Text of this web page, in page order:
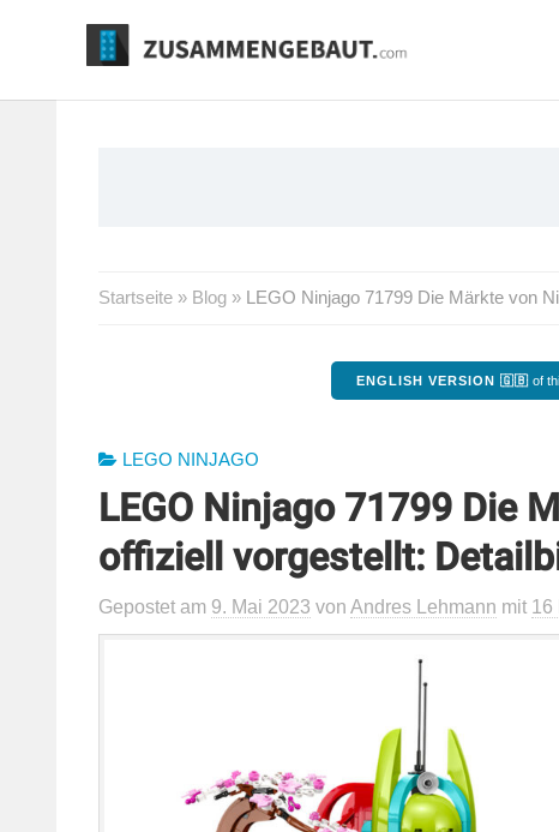
Startseite » Blog » LEGO Ninjago 71799 Die Märkte von
ENGLISH VERSION 🇬🇧 of
LEGO NINJAGO
LEGO Ninjago 71799 Die
offiziell vorgestellt:
Gepostet am 9. Mai 2023 von Andres Lehmann mit 16